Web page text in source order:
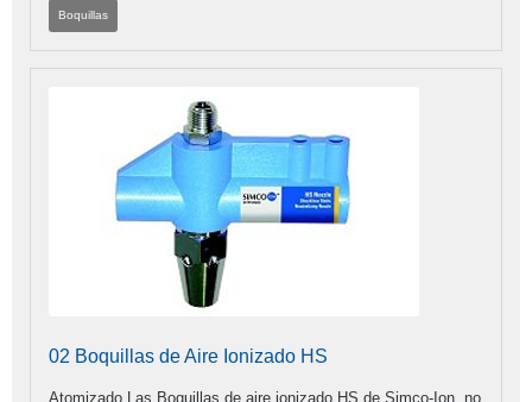
Boquillas
02 Boquillas de Aire Ionizado HS
Atomizado Las Boquillas de aire ionizado HS de Simco-Ion, no